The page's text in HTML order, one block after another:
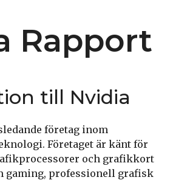
Rapport
till Nvidia
företag inom
Företaget är känt för
och grafikkort
gaming, professionell grafisk